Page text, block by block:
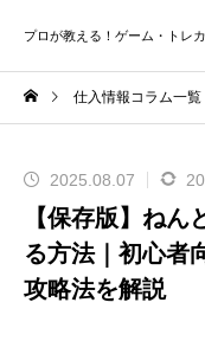
プロが教える！ゲーム・トレ
仕入情報コラム一覧
2025.08.07
【保存版】ね
る方法｜初心者
攻略法を解説